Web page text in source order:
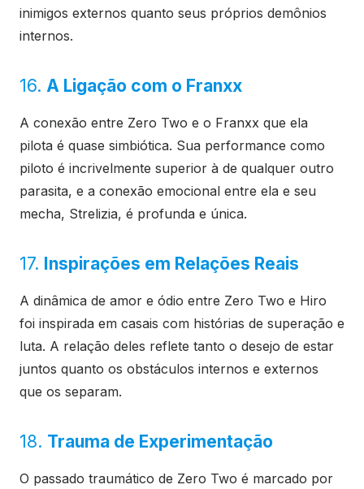
inimigos externos quanto seus próprios demônios
internos.
16. A Ligação com o Franxx
A conexão entre Zero Two e o Franxx que ela
pilota é quase simbiótica. Sua performance como
piloto é incrivelmente superior à de qualquer outro
parasita, e a conexão emocional entre ela e seu
mecha, Strelizia, é profunda e única.
17. Inspirações em Relações Reais
A dinâmica de amor e ódio entre Zero Two e Hiro
foi inspirada em casais com histórias de superação e
luta. A relação deles reflete tanto o desejo de estar
juntos quanto os obstáculos internos e externos
que os separam.
18. Trauma de Experimentação
O passado traumático de Zero Two é marcado por